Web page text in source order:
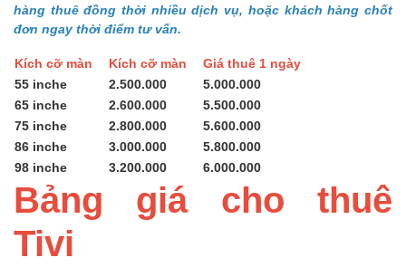
hàng thuê đồng thời nhiều dịch vụ, hoặc khách hàng chốt
đơn ngay thời điểm tư vấn.
Kích cỡ màn Kích cỡ màn
Giá thuê 1 ngày
55 inche
2.500.000
5.000.000
65 inche
2.600.000
5.500.000
75 inche
2.800.000
5.600.000
86 inche
3.000.000
5.800.000
98 inche
3.200.000 6.000.000
Bảng giá cho thuê
Tivi